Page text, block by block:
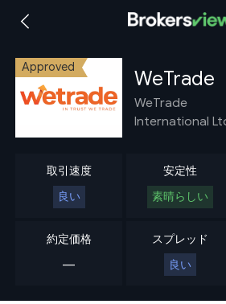
Approved WeTrade
WeTrade
International
取引速度
良い
安定性
素晴らしい
約定価格
---
スプレッド
良い